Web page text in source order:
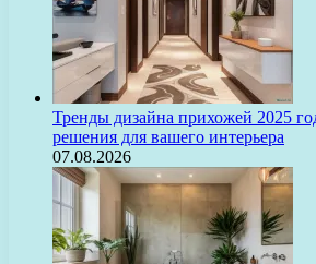
Тренды дизайна прихожей 2025
решения для вашего интерьера
07.08.2026